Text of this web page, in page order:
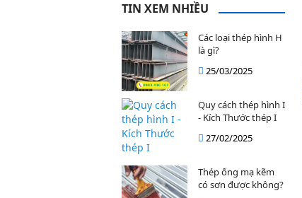
TIN XEM NHIỀU
Các loại thép hình H
là gì?
25/03/2025
Quy cách thép hình I
- Kích Thước thép I
27/02/2025
Thép ống mạ kẽm
có sơn được không?